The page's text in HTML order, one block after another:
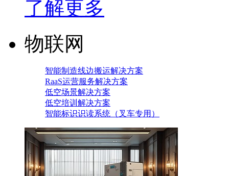
了解更多
物联网
智能制造线边搬运解决方案
RaaS运营服务解决方案
低空场景解决方案
低空培训解决方案
智能标识识读系统（叉车专用）